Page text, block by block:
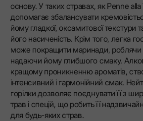
основу. У таких стравах, як Penne
допомагає збалансувати
йому гладкої, оксамитової текстури
його насиченість. Крім того, легка
може покращити маринади,
надаючи йому глибшого смаку.
кращому проникненню ароматів,
інтенсивний і гармонійний смак.
горілки дозволяє поєднувати її з
трав і спецій, що робить її
для будь-яких страв.